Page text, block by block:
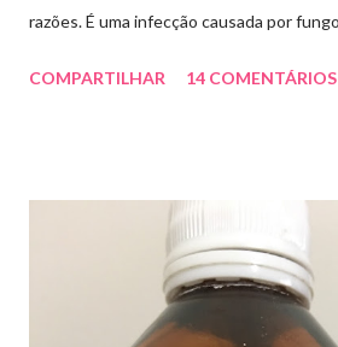
razões. É uma infecção causada por
descolar da pele. As causas mais
micose de unha é feito com esmaltes
orais ,ou para aplicação local receitados
tempo para tratamento pode variar de 06
quem prefere tratamentos caseiros ,
COMPARTILHAR 14 COMENTÁRIOS